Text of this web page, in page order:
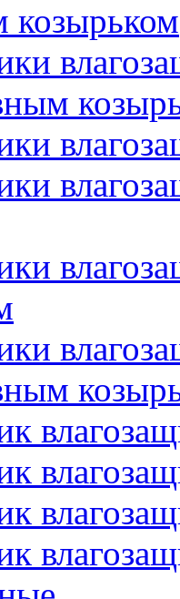
козырьком